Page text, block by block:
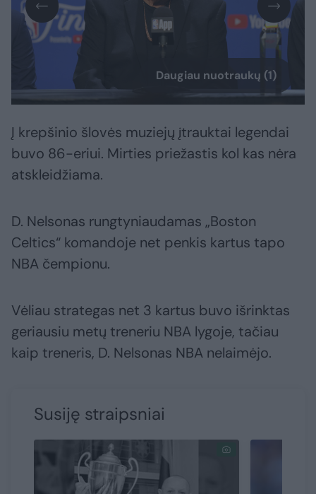
Daugiau nuotraukų (1)
Į krepšinio šlovės muziejų įtrauktai legendai
buvo 86-eriui. Mirties priežastis kol kas nėra
atskleidžiama.
D. Nelsonas rungtyniaudamas „Boston
Celtics“ komandoje net penkis kartus tapo
NBA čempionu.
Vėliau strategas net 3 kartus buvo išrinktas
geriausiu metų treneriu NBA lygoje, tačiau
kaip treneris, D. Nelsonas NBA nelaimėjo.
Susiję straipsniai